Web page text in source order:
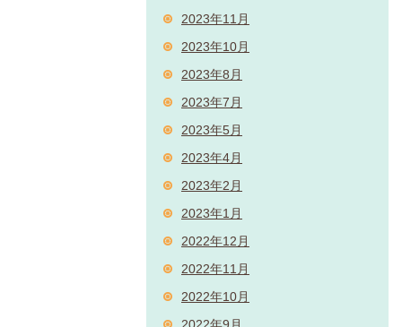
2023年11月
2023年10月
2023年8月
2023年7月
2023年5月
2023年4月
2023年2月
2023年1月
2022年12月
2022年11月
2022年10月
2022年9月